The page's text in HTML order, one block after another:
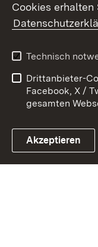
Link zum
Kontakt
Impressum
Cookies erhalten
Technisch
Drittanbieter-
Facebook, X /
gesamten
Akzeptieren